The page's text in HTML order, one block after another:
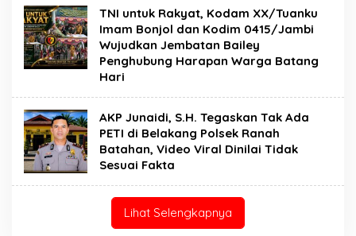
TNI untuk Rakyat, Kodam XX/Tuanku
Imam Bonjol dan Kodim 0415/Jambi
Wujudkan Jembatan Bailey
Penghubung Harapan Warga Batang
Hari
AKP Junaidi, S.H. Tegaskan Tak Ada
PETI di Belakang Polsek Ranah
Batahan, Video Viral Dinilai Tidak
Sesuai Fakta
Lihat Selengkapnya